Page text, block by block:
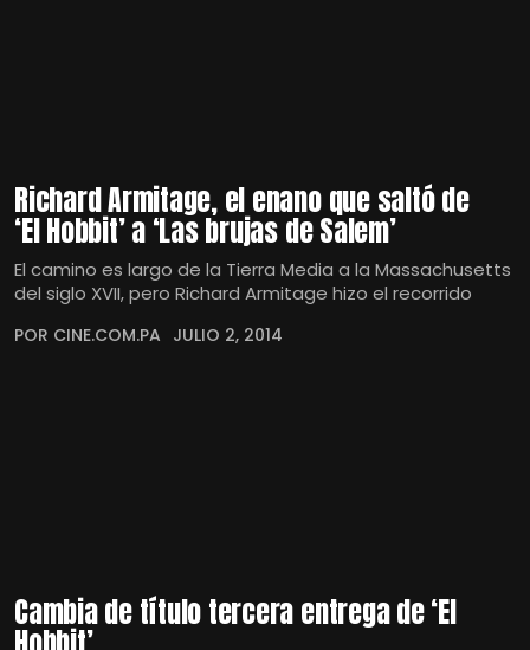
Richard Armitage, el enano que saltó de
‘El Hobbit’ a ‘Las brujas de Salem’
El camino es largo de la Tierra Media a la Massachusetts
del siglo XVII, pero Richard Armitage hizo el recorrido
POR CINE.COM.PA JULIO 2, 2014
Cambia de título tercera entrega de ‘El